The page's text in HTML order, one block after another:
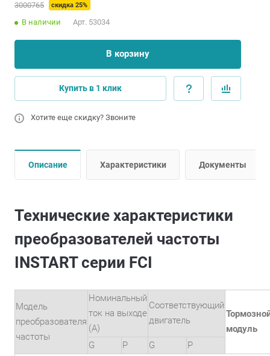
3000765 скидка 25%
В наличии Арт. 53034
В корзину
Купить в 1 клик
Хотите еще скидку? Звоните
Описание Характеристики Документы
Технические характеристики
преобразователей частоты
INSTART серии FCI
Модель
преобразователя
частоты
Номинальный
ток на выходе
(А)
Соответствующий
двигатель
модуль
G
P G
P